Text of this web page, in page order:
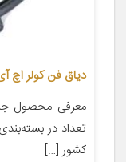
دیاق فن کولر اچ آی سی کد 3522
معرفی محصول
کشور […]